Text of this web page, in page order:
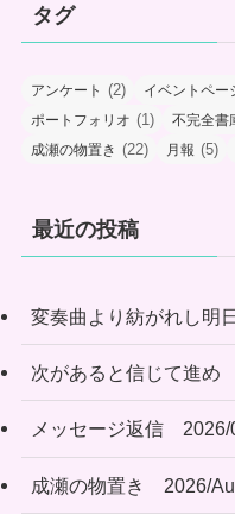
タグ
アンケート (2) イベントペー
ポートフォリオ (1) 不完全書
成瀬の物置き (22) 月報 (5)
最近の投稿
変奏曲より紡がれし
次があると信じて進
メッセージ返信 2026/
成瀬の物置き 2026/